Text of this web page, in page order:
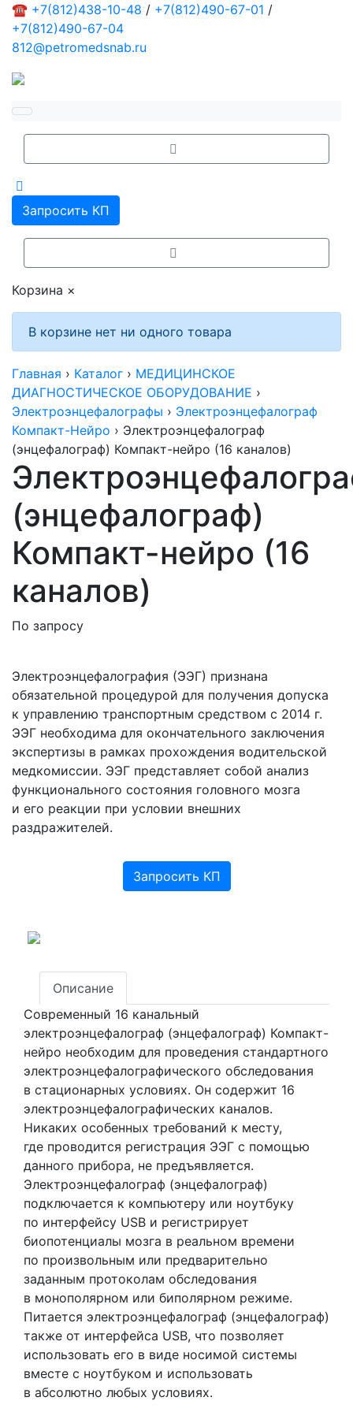
☎ +7(812)438-10-48 / +7(812)490-67-01 /
+7(812)490-67-04
812@petromedsnab.ru
Запросить КП
Корзина ×
В корзине нет ни одного товара
Главная › Каталог › МЕДИЦИНСКОЕ
ДИАГНОСТИЧЕСКОЕ ОБОРУДОВАНИЕ ›
Электроэнцефалографы › Электроэнцефалограф
Компакт-Нейро › Электроэнцефалограф
(энцефалограф) Компакт-нейро (16 каналов)
(энцефалограф)
Компакт-нейро (16
каналов)
По запросу
Электроэнцефалография (ЭЭГ) признана
обязательной процедурой для получения допуска
к управлению транспортным средством с 2014 г.
ЭЭГ необходима для окончательного заключения
экспертизы в рамках прохождения водительской
медкомиссии. ЭЭГ представляет собой анализ
функционального состояния головного мозга
и его реакции при условии внешних
раздражителей.
Запросить КП
Описание
Современный 16 канальный
электроэнцефалограф (энцефалограф) Компакт-
нейро необходим для проведения стандартного
электроэнцефалографического обследования
в стационарных условиях. Он содержит 16
электроэнцефалографических каналов.
Никаких особенных требований к месту,
где проводится регистрация ЭЭГ с помощью
данного прибора, не предъявляется.
Электроэнцефалограф (энцефалограф)
подключается к компьютеру или ноутбуку
по интерфейсу USB и регистрирует
биопотенциалы мозга в реальном времени
по произвольным или предварительно
заданным протоколам обследования
в монополярном или биполярном режиме.
Питается электроэнцефалограф (энцефалограф)
также от интерфейса USB, что позволяет
использовать его в виде носимой системы
вместе с ноутбуком и использовать
в абсолютно любых условиях.